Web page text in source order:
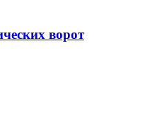
ворот